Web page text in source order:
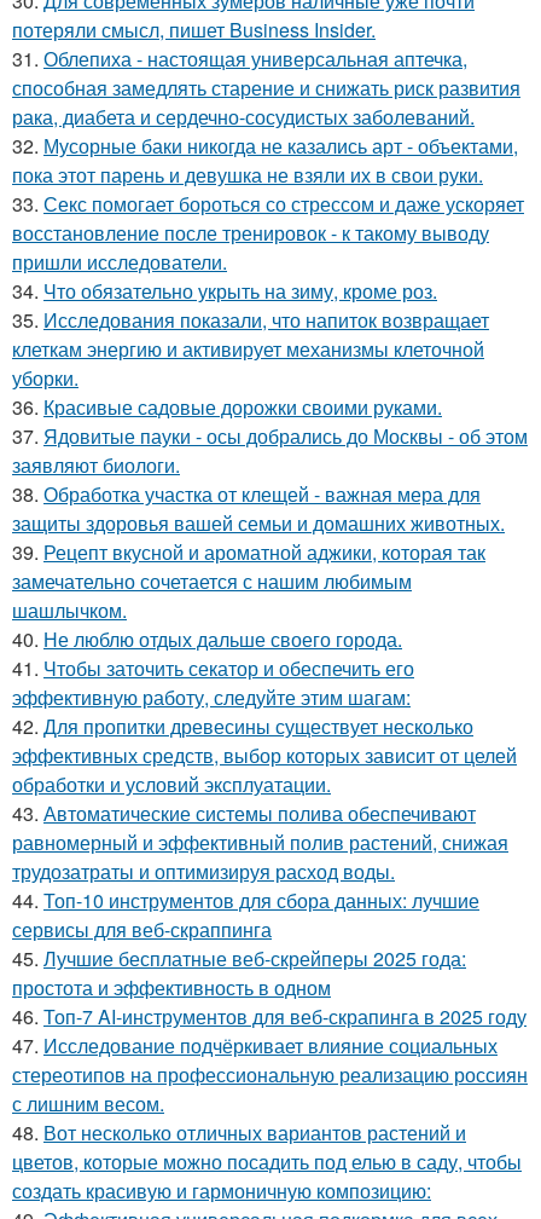
потеряли смысл, пишет Business Insider.
31. Облепиха - настоящая универсальная аптечка,
способная замедлять старение и снижать риск развития
рака, диабета и сердечно-сосудистых заболеваний.
32. Мусорные баки никогда не казались арт - объектами,
пока этот парень и девушка не взяли их в свои руки.
33. Секс помогает бороться со стрессом и даже ускоряет
восстановление после тренировок - к такому выводу
пришли исследователи.
34. Что обязательно укрыть на зиму, кроме роз.
35. Исследования показали, что напиток возвращает
клеткам энергию и активирует механизмы клеточной
уборки.
36. Красивые садовые дорожки своими руками.
37. Ядовитые пауки - осы добрались до Москвы - об этом
заявляют биологи.
38. Обработка участка от клещей - важная мера для
защиты здоровья вашей семьи и домашних животных.
39. Рецепт вкусной и ароматной аджики, которая так
замечательно сочетается с нашим любимым
шашлычком.
40. Не люблю отдых дальше своего города.
41. Чтобы заточить секатор и обеспечить его
эффективную работу, следуйте этим шагам:
42. Для пропитки древесины существует несколько
эффективных средств, выбор которых зависит от целей
обработки и условий эксплуатации.
43. Автоматические системы полива обеспечивают
равномерный и эффективный полив растений, снижая
трудозатраты и оптимизируя расход воды.
44. Топ-10 инструментов для сбора данных: лучшие
сервисы для веб-скраппинга
45. Лучшие бесплатные веб-скрейперы 2025 года:
простота и эффективность в одном
46. Топ-7 AI-инструментов для веб-скрапинга в 2025 году
47. Исследование подчёркивает влияние социальных
стереотипов на профессиональную реализацию россиян
с лишним весом.
48. Вот несколько отличных вариантов растений и
цветов, которые можно посадить под елью в саду, чтобы
создать красивую и гармоничную композицию: